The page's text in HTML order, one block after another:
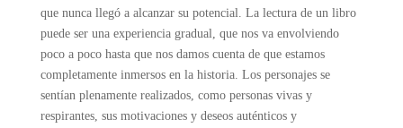
que nunca llegó a alcanzar su potencial. La lectura de un libro
puede ser una experiencia gradual, que nos va envolviendo
poco a poco hasta que nos damos cuenta de que estamos
completamente inmersos en la historia. Los personajes se
sentían plenamente realizados, como personas vivas y
respirantes, sus motivaciones y deseos auténticos y